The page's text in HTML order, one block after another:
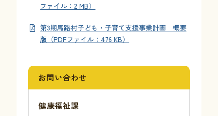
ファイル：2 MB）
第3期馬路村子ども・子育て支援事業計画 概要
版（PDFファイル：476 KB）
お問い合わせ
健康福祉課
交通情報